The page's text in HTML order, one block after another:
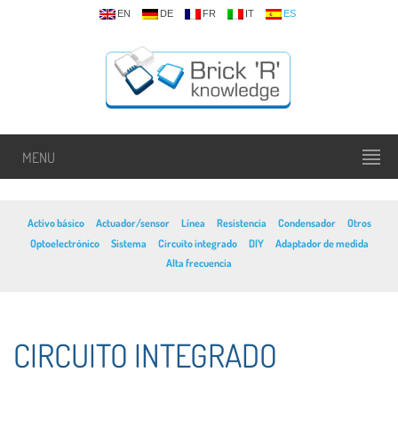
EN DE FR IT ES
MENU
Activo básico Actuador/sensor Línea Resistencia Condensador
Otros
Optoelectrónico
Sistema Circuito integrado DIY
Adaptador de medida
Alta frecuencia
CIRCUITO INTEGRADO